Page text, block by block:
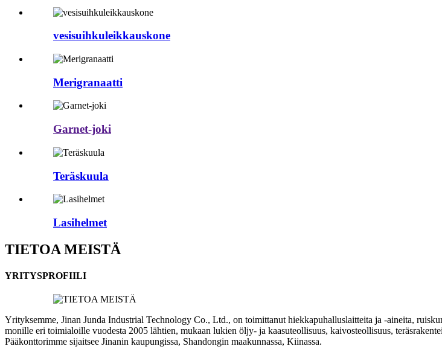
vesisuihkuleikkauskone
Merigranaatti
Garnet-joki
Teräskuula
Lasihelmet
TIETOA MEISTÄ
YRITYSPROFIILI
Yrityksemme, Jinan Junda Industrial Technology Co., Ltd., on toimittanut hiekkapuhalluslaitteita ja -aineita,
monille eri toimialoille vuodesta 2005 lähtien, mukaan lukien öljy- ja kaasuteollisuus, kaivosteollisuus,
Pääkonttorimme sijaitsee Jinanin kaupungissa, Shandongin maakunnassa, Kiinassa.